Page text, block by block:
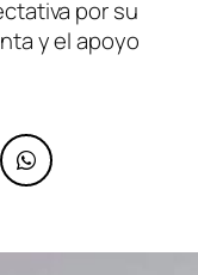
por su
y el apoyo